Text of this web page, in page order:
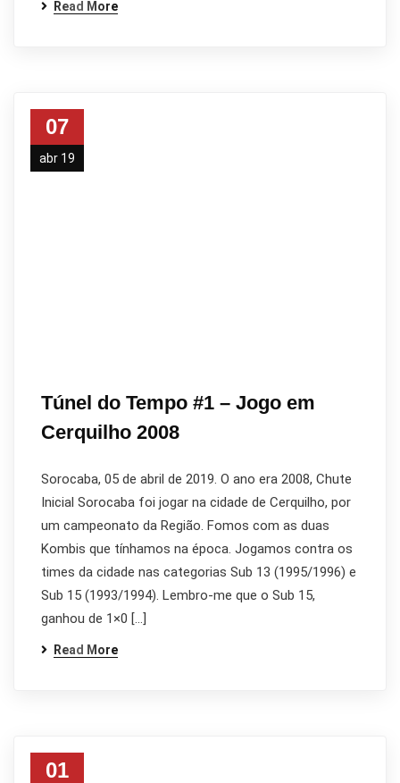
Read More
07
abr 19
Túnel do Tempo #1 – Jogo em
Cerquilho 2008
Sorocaba, 05 de abril de 2019. O ano era 2008, Chute
Inicial Sorocaba foi jogar na cidade de Cerquilho, por
um campeonato da Região. Fomos com as duas
Kombis que tínhamos na época. Jogamos contra os
times da cidade nas categorias Sub 13 (1995/1996) e
Sub 15 (1993/1994). Lembro-me que o Sub 15,
ganhou de 1×0 […]
Read More
01